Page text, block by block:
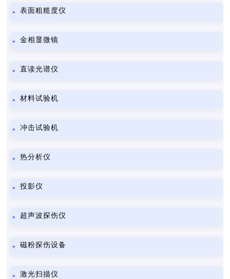
表面粗糙度仪
金相显微镜
直读光谱仪
材料试验机
冲击试验机
热分析仪
投影仪
超声波探伤仪
磁粉探伤设备
激光扫描仪